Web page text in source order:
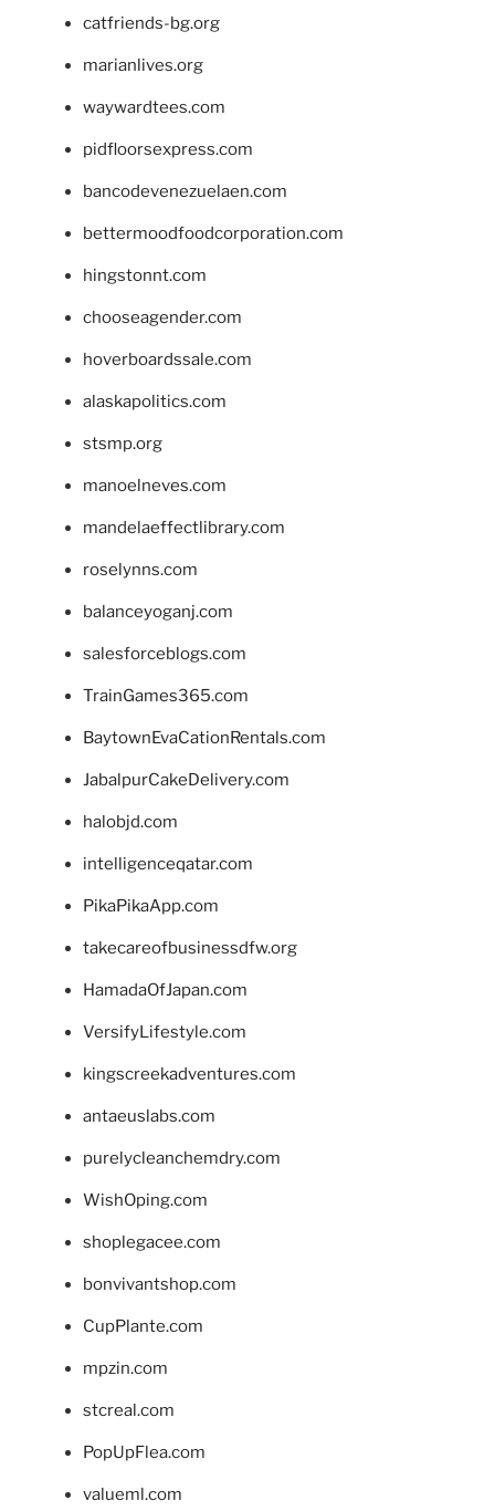
catfriends-bg.org
marianlives.org
waywardtees.com
pidfloorsexpress.com
bancodevenezuelaen.com
bettermoodfoodcorporation.com
hingstonnt.com
chooseagender.com
hoverboardssale.com
alaskapolitics.com
stsmp.org
manoelneves.com
mandelaeffectlibrary.com
roselynns.com
balanceyoganj.com
salesforceblogs.com
TrainGames365.com
BaytownEvaCationRentals.com
JabalpurCakeDelivery.com
halobjd.com
intelligenceqatar.com
PikaPikaApp.com
takecareofbusinessdfw.org
HamadaOfJapan.com
VersifyLifestyle.com
kingscreekadventures.com
antaeuslabs.com
purelycleanchemdry.com
WishOping.com
shoplegacee.com
bonvivantshop.com
CupPlante.com
mpzin.com
stcreal.com
PopUpFlea.com
valueml.com